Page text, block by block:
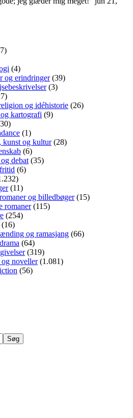
(4)
og erindringer(39)
(3)
og idéhistorie (26)
kartografi (9)
(1)
kunst og kultur(28)
(6)
debat (35)
(6)
(11)
og billedbøger(15)
romaner(115)
(254)
(16)
og ramasjang (66)
(64)
(319)
noveller(1.081)
(56)